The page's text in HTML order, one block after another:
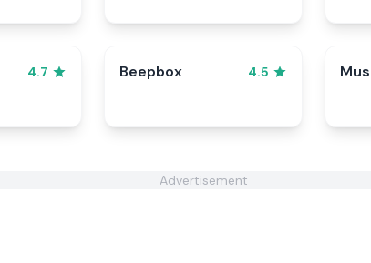
4.7 Beepbox 4.5
Advertisement